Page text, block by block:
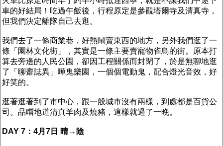
車的好結局！吃過午飯後，行程原定是參觀塔爾寺及清真寺，
但我們決定離隊自己去逛。
我們去了一條商業巷，好熱鬧賣東西的地方，另外我們逛了一
條「園林文化街」，其實是一條主要賣寵物雀鳥的街。原本打
算去旁邊的人民公園，卻因工程關係而封閉了，於是無聊地逛
了「聊齋誌異」嘩鬼樂園，一個個電動鬼，配合燈光音效，好
好笑的。
逛著逛著到了市中心，跟一般城市沒有兩樣，到處都是百貨公
司。品嚐地道清真羊肉及燒豬，這樣就過了一晚。
DAY 7：4月7日 晴→陰